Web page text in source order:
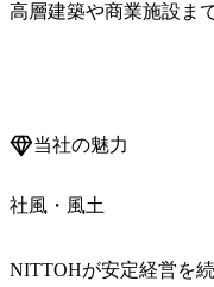
高層建築や商業施設ま
当社の魅力
社風・風土
NITTOHが安定経営を